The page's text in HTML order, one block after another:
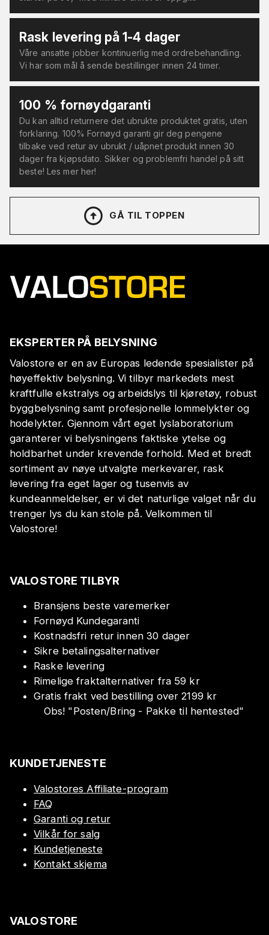
Rask levering på 1-4 dager
Våre ansatte jobber kontinuerlig med ordrebehandling.
Vi har som mål å sende bestillinger innen 24 timer.
100 % fornøydgaranti
Du kan alltid returnere det ubrukte produktet gratis, uten
forklaring. 100% Fornøyd garanti gir deg pengene
tilbake ved retur av ubrukt / uåpnet produkt innen 30
dager fra kjøpsdato. Sikker og problemfri handel på sitt
beste! Les mer her!
GÅ TIL TOPPEN
EKSPERTER PÅ BELYSNING
Valostore er en av Europas ledende spesialister på
høyeffektiv belysning. Vi tilbyr markedets mest
kraftfulle ekstralys og arbeidslys til kjøretøy, robust
byggbelysning samt profesjonelle lommelykter og
hodelykter. Gjennom vårt eget lyslaboratorium
garanterer vi belysningens faktiske ytelse og
holdbarhet under krevende forhold. Med et bredt
sortiment av nøye utvalgte merkevarer, rask
levering fra eget lager og tusenvis av
kundeanmeldelser, er vi det naturlige valget når du
trenger lys du kan stole på. Velkommen til
Valostore!
VALOSTORE TILBYR
Bransjens beste varemerker
Fornøyd Kundegaranti
Kostnadsfri retur innen 30 dager
Sikre betalingsalternativer
Raske levering
Rimelige fraktalternativer fra 59 kr
Gratis frakt ved bestilling over 2199 kr
Obs! "Posten/Bring - Pakke til hentested"
KUNDETJENESTE
Valostores Affiliate-program
FAQ
Garanti og retur
Vilkår for salg
Kundetjeneste
Kontakt skjema
VALOSTORE